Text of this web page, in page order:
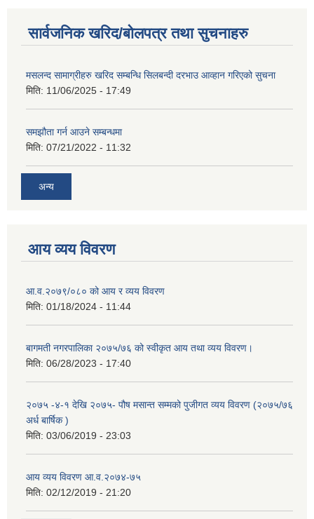
सार्वजनिक खरिद/बोलपत्र तथा सुचनाहरु
मसलन्द सामाग्रीहरु खरिद सम्बन्धि सिलबन्दी दरभाउ आव्हान गरिएको सुचना
मिति: 11/06/2025 - 17:49
समझौता गर्न आउने सम्बन्धमा
मिति: 07/21/2022 - 11:32
अन्य
आय व्यय विवरण
आ.व.२०७९/०८० को आय र व्यय विवरण
मिति: 01/18/2024 - 11:44
बागमती नगरपालिका २०७५/७६ को स्वीकृत आय तथा व्यय विवरण।
मिति: 06/28/2023 - 17:40
२०७५ -४-१ देखि २०७५- पौष मसान्त सम्मको पुजीगत व्यय विवरण (२०७५/७६
अर्ध बार्षिक )
मिति: 03/06/2019 - 23:03
आय व्यय विवरण आ.व.२०७४-७५
मिति: 02/12/2019 - 21:20